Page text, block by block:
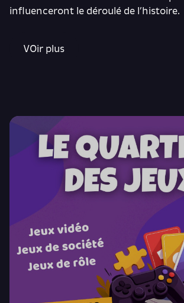
influenceront le déroulé de l’histoire.
VOir plus